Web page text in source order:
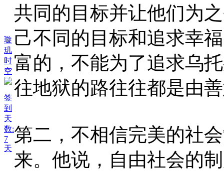
璇
玑
时
空
签
到
天
数:
7
天
共同的目标并让他们为
己不同的目标和追求幸
富的，不能为了追求乌
往地狱的路往往都是由
第二，不相信完美的社
来。他说，自由社会的